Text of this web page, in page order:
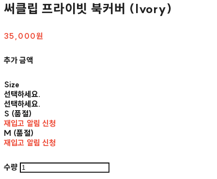
써클립 프라이빗 북커버 (Ivory)
35,000원
추가 금액
Size
선택하세요.
선택하세요.
S (품절)
재입고 알림 신청
M (품절)
재입고 알림 신청
수량